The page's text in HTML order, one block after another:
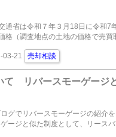
通省は令和７年３月18日に令和7
格（調査地点の土地の価格で売買
03-21 売却相談
て リバースモーゲージ
グでリバースモーゲージの紹介
ージと似た制度として、リース